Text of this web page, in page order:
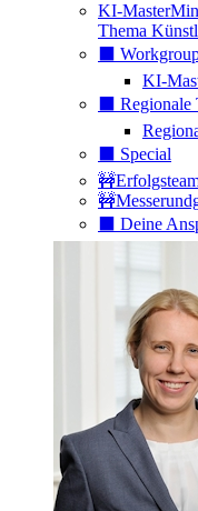
KI-
Thema
⬛️
KI-
⬛️
⬛️ Special
⬛️ Deine